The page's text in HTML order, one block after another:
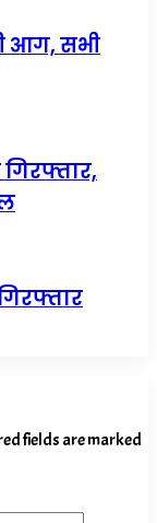
आग, सभी
fields are marked